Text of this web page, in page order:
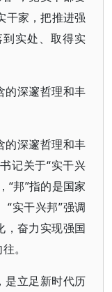
干家，把推进强
实处、取得实
的深邃哲理和丰
的深邃哲理和丰
记关于“实干兴
“邦”指的是国家
“实干兴邦”强调
，奋力实现强国
。
是立足新时代历